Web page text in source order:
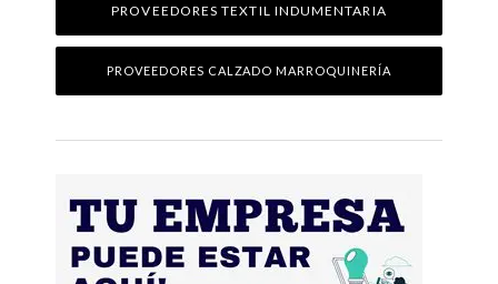
PROVEEDORES TEXTIL INDUMENTARIA
PROVEEDORES CALZADO MARROQUINERÍA